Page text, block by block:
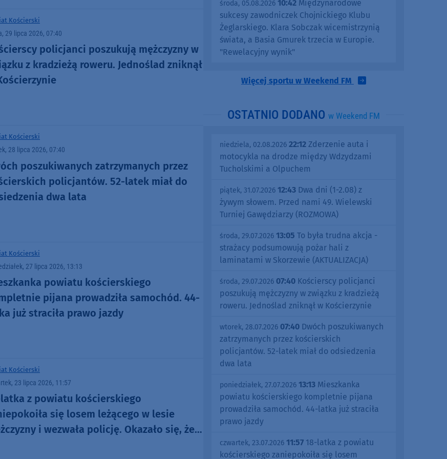
Kościerski
29 lipca 2026, 07:40
policjanci poszukują mężczyzny w
z kradzieżą roweru. Jednoślad zniknął
Kościerski
28 lipca 2026, 07:40
poszukiwanych zatrzymanych przez
policjantów. 52-latek miał do
dwa lata
Kościerski
27 lipca 2026, 13:13
powiatu kościerskiego
pijana prowadziła samochód. 44-
już straciła prawo jazdy
Kościerski
23 lipca 2026, 11:57
z powiatu kościerskiego
się losem leżącego w lesie
i wezwała policję. Okazało się, że
środa, 05.08.2026 10:42 Międzynarodowe
sukcesy zawodniczek Chojnickiego Klubu
Żeglarskiego. Klara Sobczak wicemistrzynią
świata, a Basia Gmurek trzecia w Europie.
"Rewelacyjny wynik"
Więcej sportu w Weekend FM
OSTATNIO DODANO w Weekend FM
niedziela, 02.08.2026 22:12 Zderzenie auta i
motocykla na drodze między Wdzydzami
Tucholskimi a Olpuchem
piątek, 31.07.2026 12:43 Dwa dni (1-2.08) z
żywym słowem. Przed nami 49. Wielewski
Turniej Gawędziarzy (ROZMOWA)
środa, 29.07.2026 13:05 To była trudna akcja -
strażacy podsumowują pożar hali z
laminatami w Skorzewie (AKTUALIZACJA)
środa, 29.07.2026 07:40 Kościerscy policjanci
poszukują mężczyzny w związku z kradzieżą
roweru. Jednoślad zniknął w Kościerzynie
wtorek, 28.07.2026 07:40 Dwóch poszukiwanych
zatrzymanych przez kościerskich
policjantów. 52-latek miał do odsiedzenia
dwa lata
poniedziałek, 27.07.2026 13:13 Mieszkanka
powiatu kościerskiego kompletnie pijana
prowadziła samochód. 44-latka już straciła
prawo jazdy
czwartek, 23.07.2026 11:57 18-latka z powiatu
kościerskiego zaniepokoiła się losem